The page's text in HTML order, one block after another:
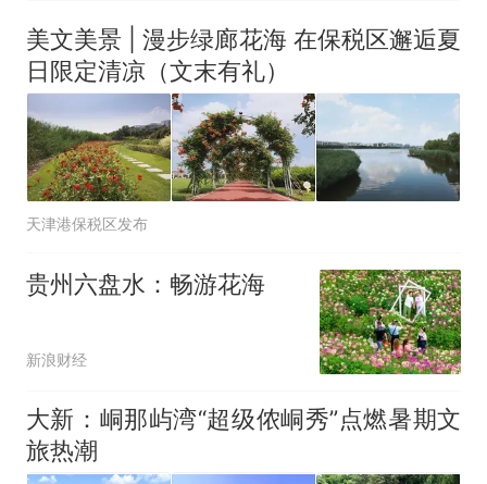
哥士兵搬起大石块投向移民引
争议，此前一天内数万人从摩
洛哥涌入西班牙
美文美景 | 漫步绿廊花海 在保税区邂逅夏
日限定清凉（文末有礼）
天津港保税区发布
贵州六盘水：畅游花海
新浪财经
大新：峒那屿湾“超级侬峒秀”点燃暑期文
旅热潮